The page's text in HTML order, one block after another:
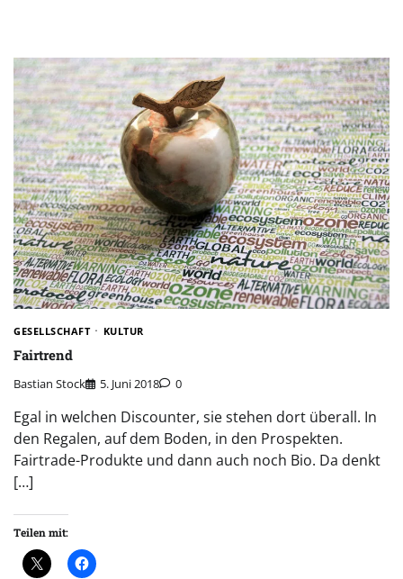
GESELLSCHAFT KULTUR
Fairtrend
Bastian Stock 5. Juni 2018 0
Egal in welchen Discounter, sie stehen dort überall. In
den Regalen, auf dem Boden, in den Prospekten.
Fairtrade-Produkte und dann auch noch Bio. Da denkt
[…]
Teilen mit: